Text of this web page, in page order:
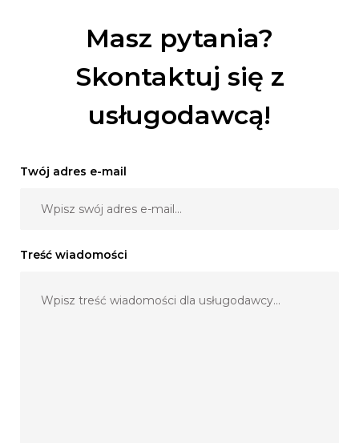
Masz pytania?
Skontaktuj się z
usługodawcą!
Twój adres e-mail
Treść wiadomości